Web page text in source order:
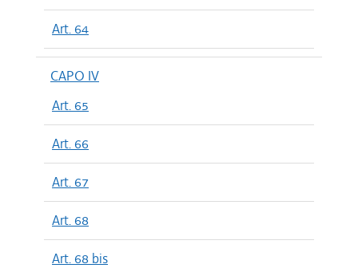
Art. 64
CAPO IV
Art. 65
Art. 66
Art. 67
Art. 68
Art. 68 bis